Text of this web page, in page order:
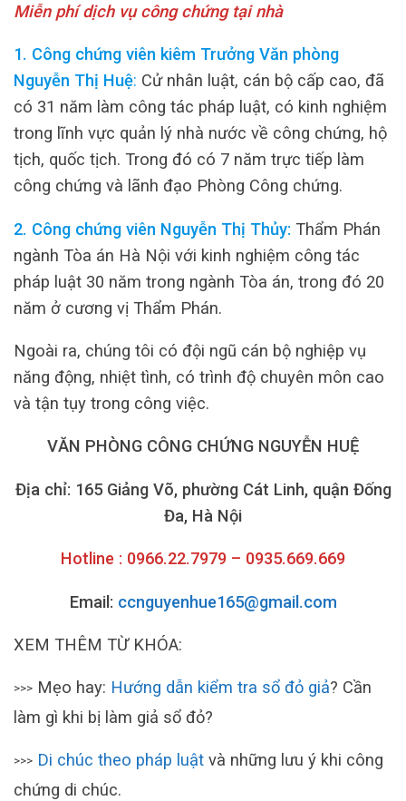
Miễn phí dịch vụ công chứng tại nhà
1. Công chứng viên kiêm Trưởng Văn phòng
Nguyễn Thị Huệ: Cử nhân luật, cán bộ cấp cao, đã
có 31 năm làm công tác pháp luật, có kinh nghiệm
trong lĩnh vực quản lý nhà nước về công chứng, hộ
tịch, quốc tịch. Trong đó có 7 năm trực tiếp làm
công chứng và lãnh đạo Phòng Công chứng.
2. Công chứng viên Nguyễn Thị Thủy: Thẩm Phán
ngành Tòa án Hà Nội với kinh nghiệm công tác
pháp luật 30 năm trong ngành Tòa án, trong đó 20
năm ở cương vị Thẩm Phán.
Ngoài ra, chúng tôi có đội ngũ cán bộ nghiệp vụ
năng động, nhiệt tình, có trình độ chuyên môn cao
và tận tụy trong công việc.
VĂN PHÒNG CÔNG CHỨNG NGUYỄN HUỆ
Địa chỉ: 165 Giảng Võ, phường Cát Linh, quận Đống
Đa, Hà Nội
Hotline : 0966.22.7979 – 0935.669.669
Email: ccnguyenhue165@gmail.com
XEM THÊM TỪ KHÓA:
>>> Mẹo hay: Hướng dẫn kiểm tra sổ đỏ giả? Cần
làm gì khi bị làm giả sổ đỏ?
>>> Di chúc theo pháp luật và những lưu ý khi công
chứng di chúc.